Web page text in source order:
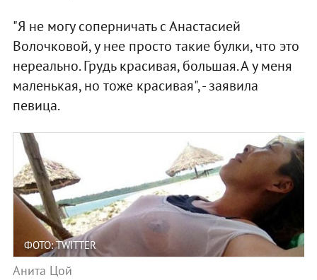
"Я не могу соперничать с Анастасией
Волочковой, у нее просто такие булки, что это
нереально. Грудь красивая, большая. А у меня
маленькая, но тоже красивая", - заявила
певица.
ФОТО: TWITTER
Анита Цой